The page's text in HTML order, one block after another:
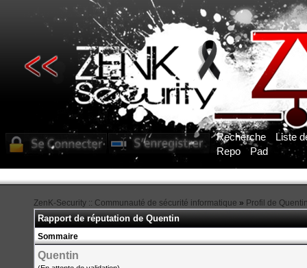
Recherche
Liste
Repo
Pad
ZenK-Security :: Communauté de sécurité informatique » Profil de
Rapport de réputation de Quentin
Sommaire
Quentin